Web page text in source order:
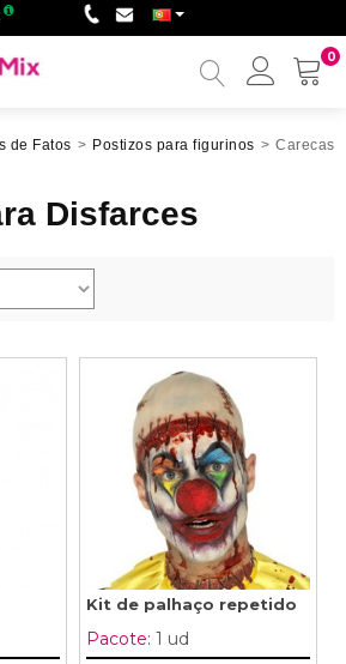
0
Minha
de Fatos > Postizos para figurinos > Carecas
Disfarces
Kit de palhaço repetido
Pacote: 1 ud